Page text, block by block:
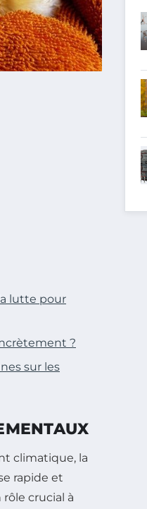
lutte pour
?
sur les
climatique, la
rapide et
rôle crucial à